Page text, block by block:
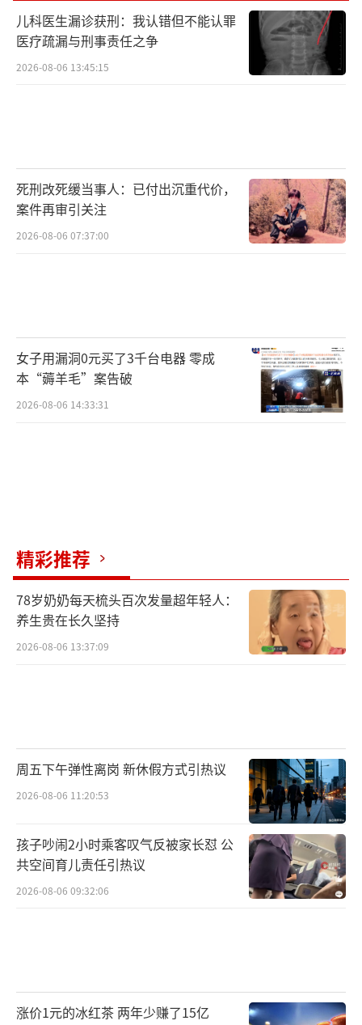
儿科医生漏诊获刑：我认错但不能认罪
医疗疏漏与刑事责任之争
2026-08-06 13:45:15
死刑改死缓当事人：已付出沉重代价，
案件再审引关注
2026-08-06 07:37:00
女子用漏洞0元买了3千台电器 零成
本“薅羊毛”案告破
2026-08-06 14:33:31
精彩推荐
78岁奶奶每天梳头百次发量超年轻人：
养生贵在长久坚持
2026-08-06 13:37:09
周五下午弹性离岗 新休假方式引热议
2026-08-06 11:20:53
孩子吵闹2小时乘客叹气反被家长怼 公
共空间育儿责任引热议
2026-08-06 09:32:06
涨价1元的冰红茶 两年少赚了15亿